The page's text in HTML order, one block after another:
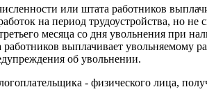
или штата работников
на период трудоустройства, но
месяца со дня увольнения при
выплачивает увольняемому
об увольнении.
- физического лица,